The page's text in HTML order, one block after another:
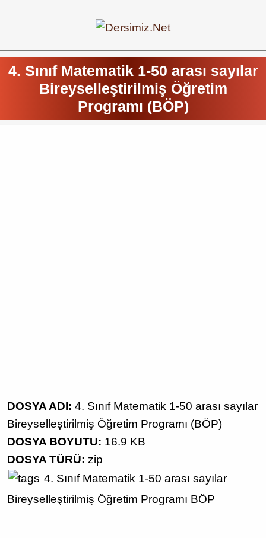
4. Sınıf Matematik 1-50 arası sayılar
Bireyselleştirilmiş Öğretim
Programı (BÖP)
DOSYA ADI: 4. Sınıf Matematik 1-50 arası sayılar
Bireyselleştirilmiş Öğretim Programı (BÖP)
DOSYA BOYUTU: 16.9 KB
DOSYA TÜRÜ: zip
4. Sınıf Matematik 1-50 arası sayılar
Bireyselleştirilmiş Öğretim Programı BÖP